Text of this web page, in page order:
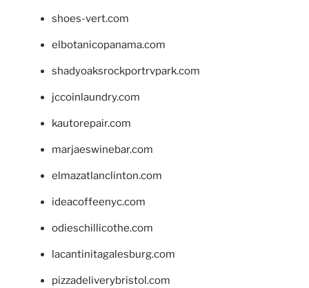
shoes-vert.com
elbotanicopanama.com
shadyoaksrockportrvpark.com
jccoinlaundry.com
kautorepair.com
marjaeswinebar.com
elmazatlanclinton.com
ideacoffeenyc.com
odieschillicothe.com
lacantinitagalesburg.com
pizzadeliverybristol.com